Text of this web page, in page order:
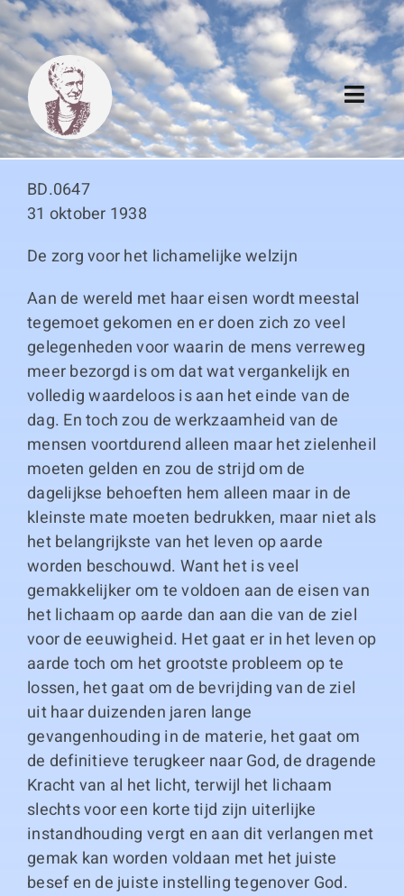
Skip
to
content
Algemeen
Thema boeken
Duitse boeken
Links
BD.0647
31 oktober 1938
De zorg voor het lichamelijke welzijn
Aan de wereld met haar eisen wordt meestal
tegemoet gekomen en er doen zich zo veel
gelegenheden voor waarin de mens verreweg
meer bezorgd is om dat wat vergankelijk en
volledig waardeloos is aan het einde van de
dag. En toch zou de werkzaamheid van de
mensen voortdurend alleen maar het zielenheil
moeten gelden en zou de strijd om de
dagelijkse behoeften hem alleen maar in de
kleinste mate moeten bedrukken, maar niet als
het belangrijkste van het leven op aarde
worden beschouwd. Want het is veel
gemakkelijker om te voldoen aan de eisen van
het lichaam op aarde dan aan die van de ziel
voor de eeuwigheid. Het gaat er in het leven op
aarde toch om het grootste probleem op te
lossen, het gaat om de bevrijding van de ziel
uit haar duizenden jaren lange
gevangenhouding in de materie, het gaat om
de definitieve terugkeer naar God, de dragende
Kracht van al het licht, terwijl het lichaam
slechts voor een korte tijd zijn uiterlijke
instandhouding vergt en aan dit verlangen met
gemak kan worden voldaan met het juiste
besef en de juiste instelling tegenover God.